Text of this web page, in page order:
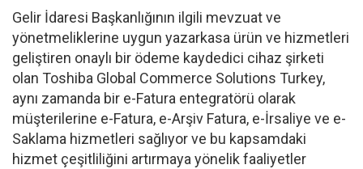
Gelir İdaresi Başkanlığının ilgili mevzuat ve
yönetmeliklerine uygun yazarkasa ürün ve hizmetleri
geliştiren onaylı bir ödeme kaydedici cihaz şirketi
olan Toshiba Global Commerce Solutions Turkey,
aynı zamanda bir e-Fatura entegratörü olarak
müşterilerine e-Fatura, e-Arşiv Fatura, e-İrsaliye ve e-
Saklama hizmetleri sağlıyor ve bu kapsamdaki
hizmet çeşitliliğini artırmaya yönelik faaliyetler